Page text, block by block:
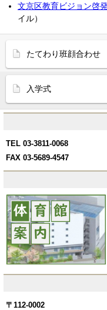
文京区教育ビジョン啓
イル）
たてわり班顔合わせ
入学式
TEL 03-3811-0068
FAX 03-5689-4547
〒112-0002